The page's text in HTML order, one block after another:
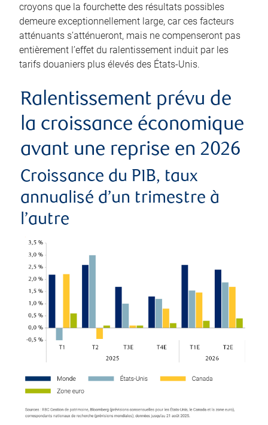
croyons que la fourchette des résultats possibles
demeure exceptionnellement large, car ces facteurs
atténuants s’atténueront, mais ne compenseront pas
entièrement l’effet du ralentissement induit par les
tarifs douaniers plus élevés des États-Unis.
Ralentissement prévu de
la croissance économique
avant une reprise en 2026
Croissance du PIB, taux
annualisé d’un trimestre à
l’autre